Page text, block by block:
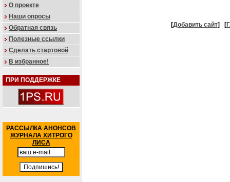
О проекте
Наши опросы
Обратная связь
Полезные ссылки
Сделать стартовой
В избранное!
ПРИ ПОДДЕРЖКЕ
РАССЫЛКА АНОНСОВ
ЖУРНАЛА ХИТРОГО
ЛИСА
[Добавить сайт] [